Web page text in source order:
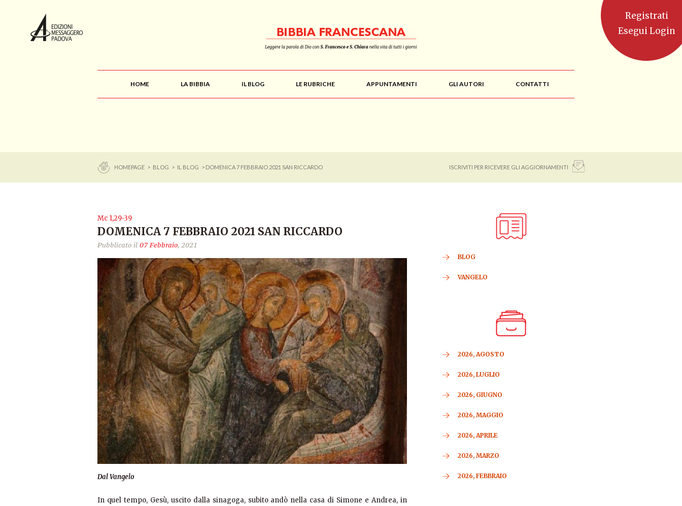
HOME LA BIBBIA IL BLOG LE RUBRICHE APPUNTAMENTI GLI AUTORI CONTATTI
HOMEPAGE > BLOG > IL BLOG > DOMENICA 7 FEBBRAIO 2021 SAN RICCARDO ISCRIVITI PER RICEVERE GLI AGGIORNAMENTI
Mc 1,29-39
DOMENICA 7 FEBBRAIO 2021 SAN RICCARDO
Pubblicato il 07 Febbraio, 2021
Dal Vangelo
In quel tempo, Gesù, uscito dalla sinagoga, subito andò nella casa di Simone e Andrea, in
BLOG
VANGELO
2026, AGOSTO
2026, LUGLIO
2026, GIUGNO
2026, MAGGIO
2026, APRILE
2026, MARZO
2026, FEBBRAIO
Registrati
Esegui Login